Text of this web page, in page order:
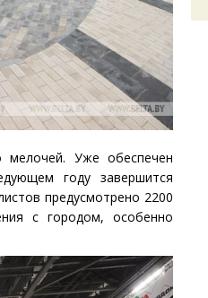
мелочей. Уже обеспечен
году завершится
предусмотрено 2200
с городом, особенно